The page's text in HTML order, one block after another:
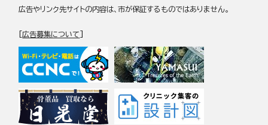
広告やリンク先サイトの内容は、市が保証するものではありません。
[広告募集について